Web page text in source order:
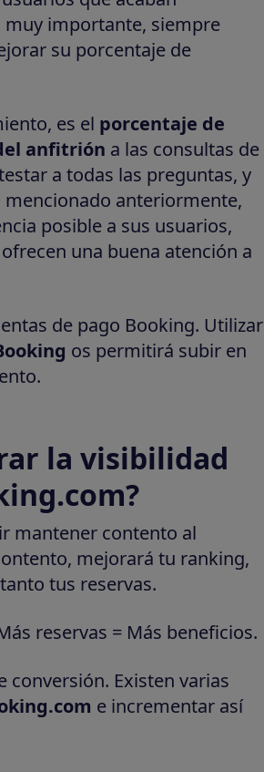
muy importante, siempre
su porcentaje de
es el porcentaje de
anfitrión a las consultas de
a todas las preguntas, y
anteriormente,
posible a sus usuarios,
una buena atención a
de pago Booking. Utilizar
os permitirá subir en
la visibilidad
mantener contento al
mejorará tu ranking,
tus reservas.
reservas = Más beneficios.
conversión. Existen varias
e incrementar así